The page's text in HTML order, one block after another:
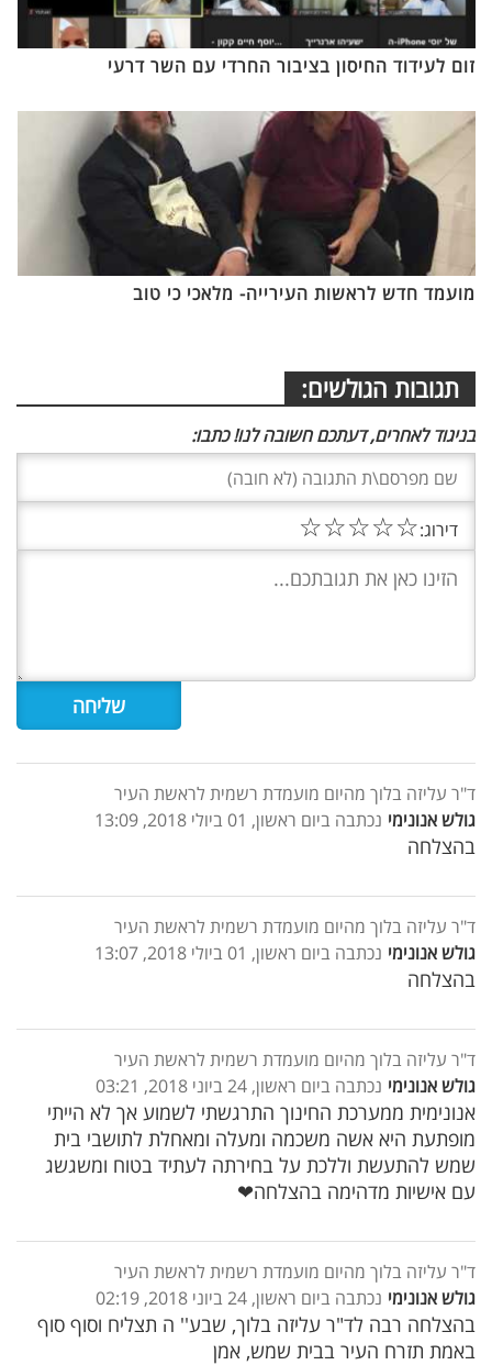
זום לעידוד החיסון בציבור החרדי עם השר דרעי
מועמד חדש לראשות העירייה- מלאכי כי טוב
תגובות הגולשים:
בניגוד לאחרים, דעתכם חשובה לנו! כתבו:
דירוג:☆
☆
☆
☆
☆
ד"ר עליזה בלוך מהיום מועמדת רשמית לראשת העיר
גולש אנונימי נכתבה ביום ראשון, 01 ביולי 2018, 13:09
בהצלחה
ד"ר עליזה בלוך מהיום מועמדת רשמית לראשת העיר
גולש אנונימי נכתבה ביום ראשון, 01 ביולי 2018, 13:07
בהצלחה
ד"ר עליזה בלוך מהיום מועמדת רשמית לראשת העיר
גולש אנונימי נכתבה ביום ראשון, 24 ביוני 2018, 03:21
אנונימית ממערכת החינוך התרגשתי לשמוע אך לא הייתי
מופתעת היא אשה משכמה ומעלה ומאחלת לתושבי בית
שמש להתעשת וללכת על בחירתה לעתיד בטוח ומשגשג
עם אישיות מדהימה בהצלחה❤
ד"ר עליזה בלוך מהיום מועמדת רשמית לראשת העיר
גולש אנונימי נכתבה ביום ראשון, 24 ביוני 2018, 02:19
בהצלחה רבה לד"ר עליזה בלוך, שבע'' ה תצליח וסוף סוף
באמת תזרח העיר בבית שמש, אמן